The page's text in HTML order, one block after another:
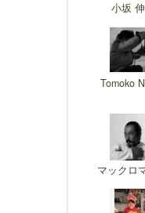
小坂
Tomoko
マックロ